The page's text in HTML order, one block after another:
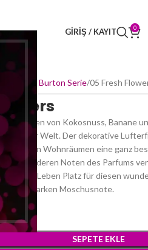
GIRIŞ / KAYIT 0
Marc Burton Serie 05 Fresh
mit Noten von Kokosnuss, Banane
der Welt. Der dekorative
Ihren Wohnräumen eine ganz
die anderen Noten des Parfums
in Ihrem Leben Platz für diesen
und starken Moschusnote.
SEPETE EKLE